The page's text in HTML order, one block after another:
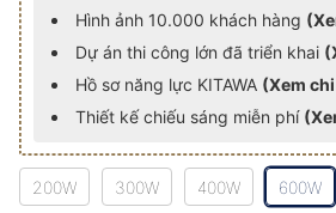
Hình ảnh 10.000 khách hàng
Dự án thi công lớn đã triển khai
Hồ sơ năng lực KITAWA (Xem
Thiết kế chiếu sáng miễn phí
200W 300W 400W 600W